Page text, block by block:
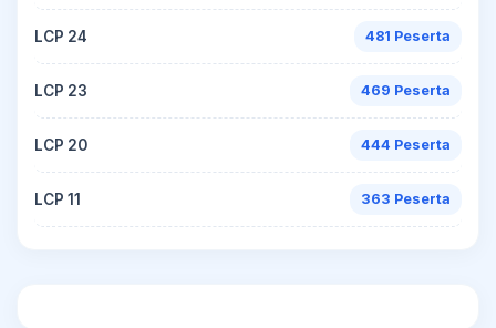
LCP 24 481 Peserta
LCP 23 469 Peserta
LCP 20 444 Peserta
LCP 11 363 Peserta